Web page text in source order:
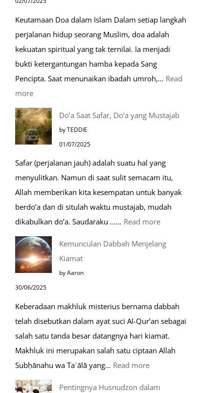
Paket
Umroh
Dengan
Kereta
Cepat
Keutamaan Doa dalam Islam Dalam setiap langkah
perjalanan hidup seorang Muslim, doa adalah
kekuatan spiritual yang tak ternilai. Ia menjadi
bukti ketergantungan hamba kepada Sang
Pencipta. Saat menunaikan ibadah umroh,… Read
more:
Tempat-
Tempat
Mustajab
Berdoa
Saat
Umroh
Do’a Saat Safar, Do’a yang Mustajab
by TEDDIE
01/07/2025
Safar (perjalanan jauh) adalah suatu hal yang
menyulitkan. Namun di saat sulit semacam itu,
Allah memberikan kita kesempatan untuk banyak
berdo’a dan di situlah waktu mustajab, mudah
dikabulkan do’a. Saudaraku …… Read more:
Saat
Mustajab
Kemunculan Dabbah Menjelang
Kiamat
by Aaron
30/06/2025
Keberadaan makhluk misterius bernama dabbah
telah disebutkan dalam ayat suci Al-Qur’an sebagai
salah satu tanda besar datangnya hari kiamat.
Makhluk ini merupakan salah satu ciptaan Allah
Subḥānahu wa Taʿālā yang… Read more:
Pentingnya Husnudzon dalam